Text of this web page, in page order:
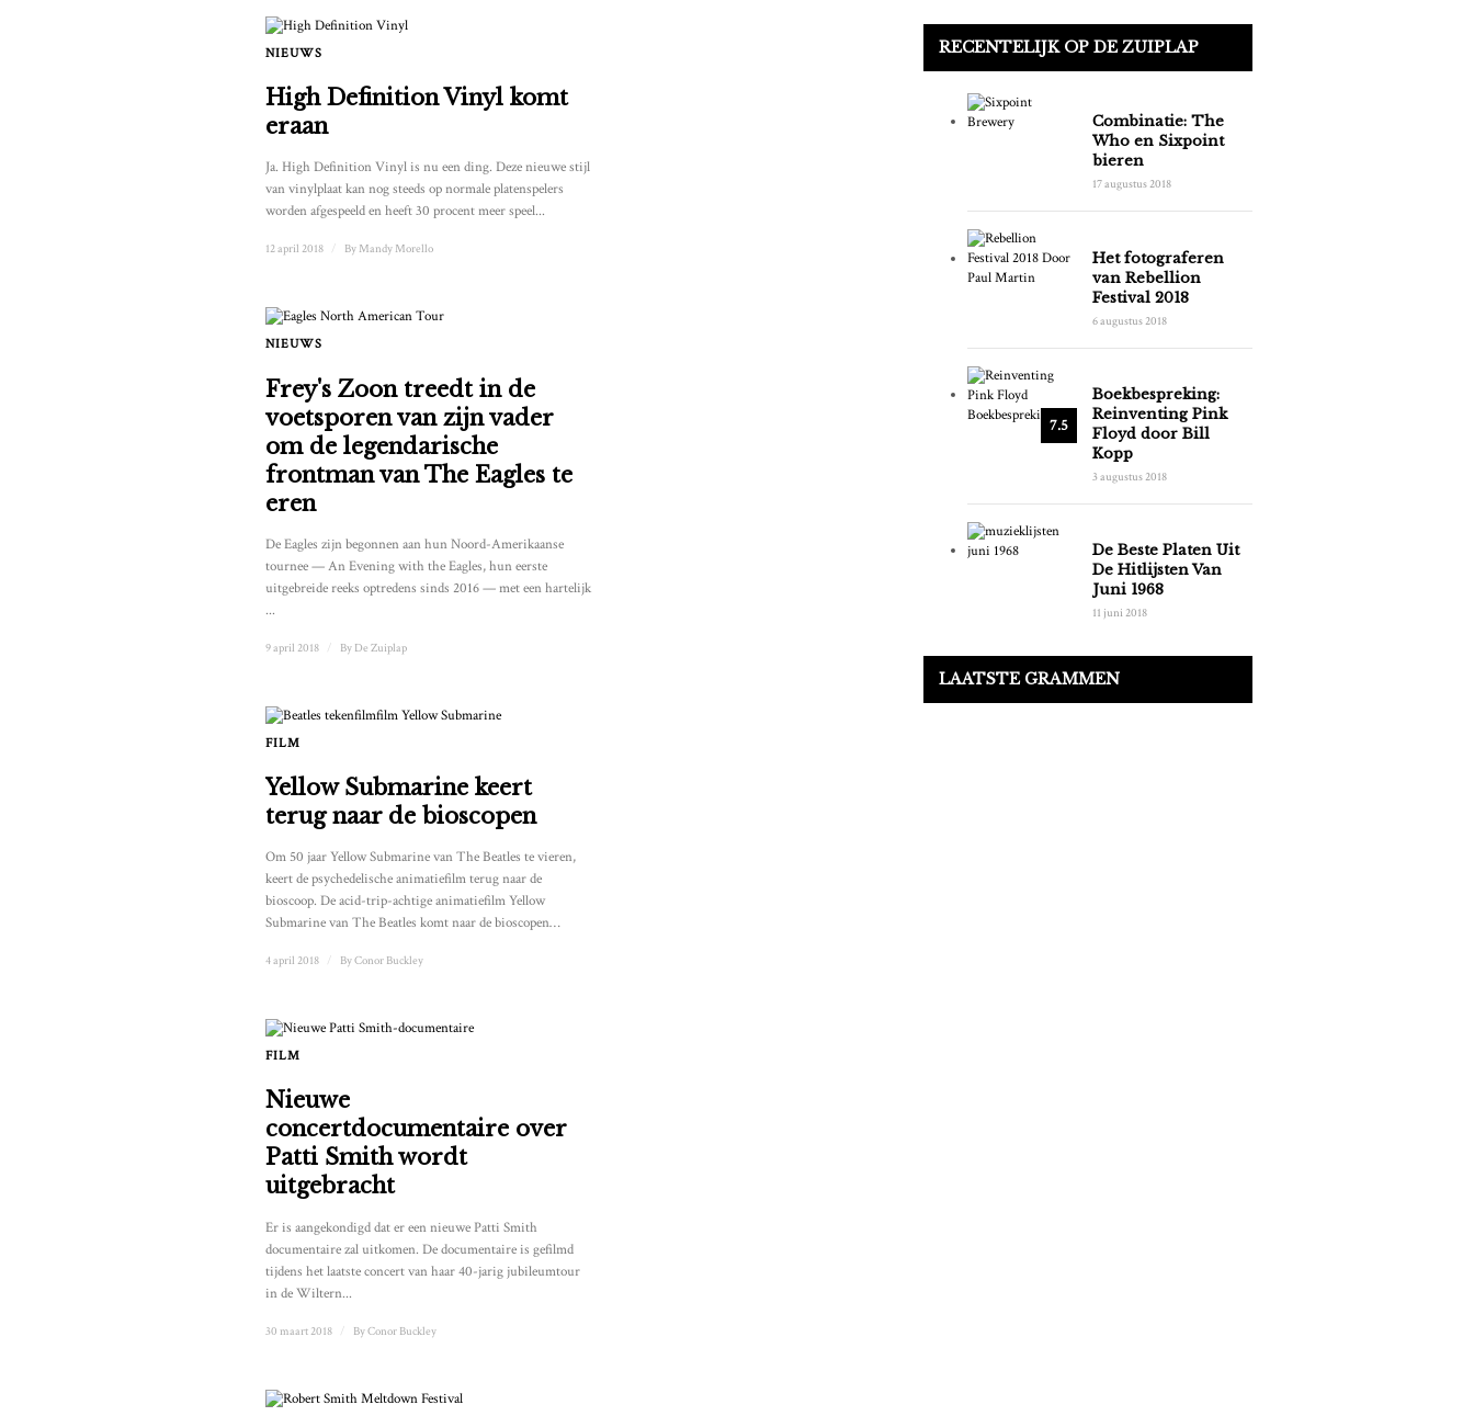
NIEUWS
High Definition Vinyl komt
eraan
Ja. High Definition Vinyl is nu een ding. Deze nieuwe stijl
van vinylplaat kan nog steeds op normale platenspelers
worden afgespeeld en heeft 30 procent meer speel...
12 april 2018 By Mandy Morello
NIEUWS
Frey's Zoon treedt in de
voetsporen van zijn vader
om de legendarische
frontman van The Eagles te
eren
De Eagles zijn begonnen aan hun Noord-Amerikaanse
tournee — An Evening with the Eagles, hun eerste
uitgebreide reeks optredens sinds 2016 — met een hartelijk
...
9 april 2018 By De Zuiplap
FILM
Yellow Submarine keert
terug naar de bioscopen
Om 50 jaar Yellow Submarine van The Beatles te vieren,
keert de psychedelische animatiefilm terug naar de
bioscoop. De acid-trip-achtige animatiefilm Yellow
Submarine van The Beatles komt naar de bioscopen…
4 april 2018 ByConor Buckley
FILM
Nieuwe
concertdocumentaire over
Patti Smith wordt
uitgebracht
Er is aangekondigd dat er een nieuwe Patti Smith
documentaire zal uitkomen. De documentaire is gefilmd
tijdens het laatste concert van haar 40-jarig jubileumtour
in de Wiltern...
30 maart 2018 ByConor Buckley
RECENTELIJK OP DE ZUIPLAP
Combinatie: The
Who en Sixpoint
bieren
17 augustus 2018
Het fotograferen
van Rebellion
Festival 2018
6 augustus 2018
7.5
Boekbespreking:
Reinventing Pink
Floyd door Bill
Kopp
3 augustus 2018
De Beste Platen Uit
De Hitlijsten Van
Juni 1968
11 juni 2018
LAATSTE GRAMMEN